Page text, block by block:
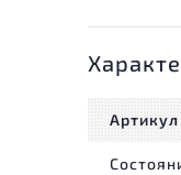
Артикул